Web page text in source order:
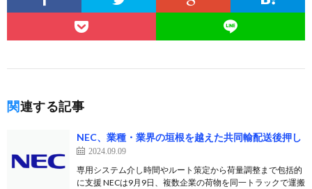
関連する記事
NEC、業種・業界の垣根を越えた共同輸配送後押し
2024.09.09
専用システム介し時間やルート策定から荷量調整まで包括的
に支援 NECは9月9日、複数企業の荷物を同一トラックで運搬